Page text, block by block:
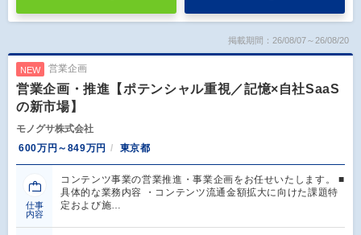
掲載期間：26/08/07～26/08/20
NEW 営業企画
営業企画・推進【ポテンシャル重視／記憶×自社SaaS
の新市場】
モノグサ株式会社
600万円～849万円
東京都
仕事
内容
コンテンツ事業の営業推進・事業企画をお任せいたします。 ■
具体的な業務内容 ・コンテンツ流通金額拡大に向けた課題特
定および施…